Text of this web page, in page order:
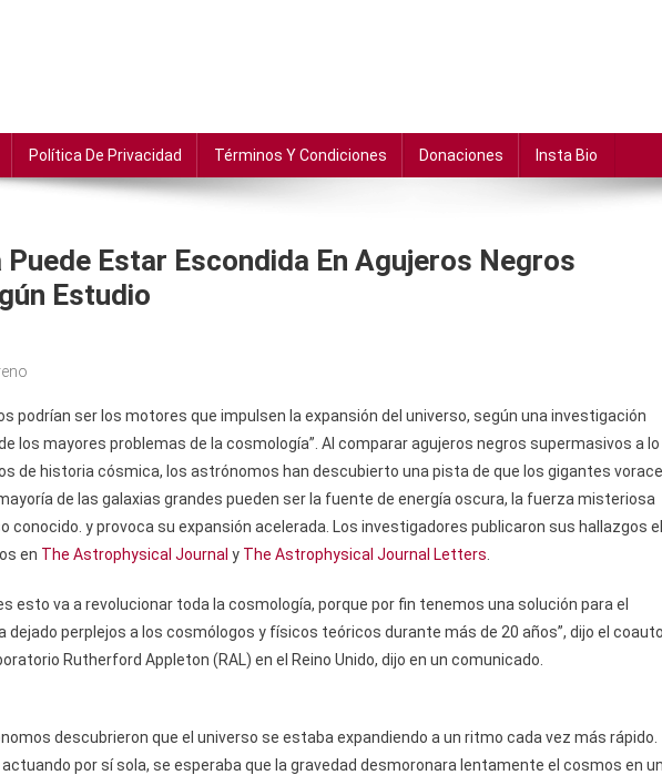
Política De Privacidad Términos Y Condiciones Donaciones Insta Bio
Puede Estar Escondida En Agujeros Negros
Estudio
podrían ser los motores que impulsen la expansión del universo, según una investigación
los mayores problemas de la cosmología”. Al comparar agujeros negros supermasivos a lo
de historia cósmica, los astrónomos han descubierto una pista de que los gigantes
de las galaxias grandes pueden ser la fuente de energía oscura, la fuerza misteriosa
conocido. y provoca su expansión acelerada. Los investigadores publicaron sus hallazgos el
en The Astrophysical Journal y The Astrophysical Journal Letters
esto va a revolucionar toda la cosmología, porque por fin tenemos una solución para el
dejado perplejos a los cosmólogos y físicos teóricos durante más de 20 años”, dijo el
Rutherford Appleton (RAL) en el Reino Unido, dijo en un comunicado.
descubrieron que el universo se estaba expandiendo a un ritmo cada vez más rápido.
por sí sola, se esperaba que la gravedad desmoronara lentamente el cosmos en